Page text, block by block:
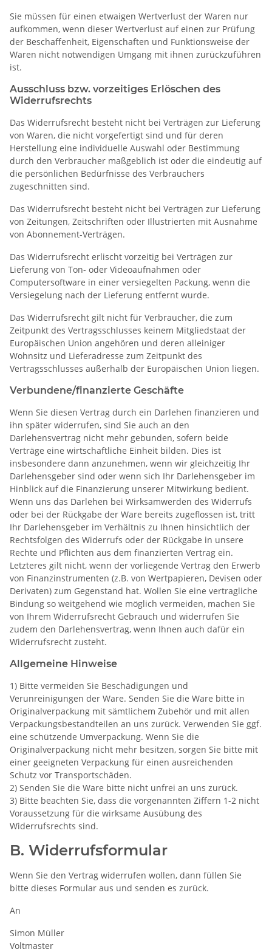
Sie müssen für einen etwaigen Wertverlust der Waren nur
aufkommen, wenn dieser Wertverlust auf einen zur Prüfung
der Beschaffenheit, Eigenschaften und Funktionsweise der
Waren nicht notwendigen Umgang mit ihnen zurückzuführen
ist.
Ausschluss bzw. vorzeitiges Erlöschen des
Widerrufsrechts
Das Widerrufsrecht besteht nicht bei Verträgen zur Lieferung
von Waren, die nicht vorgefertigt sind und für deren
Herstellung eine individuelle Auswahl oder Bestimmung
durch den Verbraucher maßgeblich ist oder die eindeutig auf
die persönlichen Bedürfnisse des Verbrauchers
zugeschnitten sind.
Das Widerrufsrecht besteht nicht bei Verträgen zur Lieferung
von Zeitungen, Zeitschriften oder Illustrierten mit Ausnahme
von Abonnement-Verträgen.
Das Widerrufsrecht erlischt vorzeitig bei Verträgen zur
Lieferung von Ton- oder Videoaufnahmen oder
Computersoftware in einer versiegelten Packung, wenn die
Versiegelung nach der Lieferung entfernt wurde.
Das Widerrufsrecht gilt nicht für Verbraucher, die zum
Zeitpunkt des Vertragsschlusses keinem Mitgliedstaat der
Europäischen Union angehören und deren alleiniger
Wohnsitz und Lieferadresse zum Zeitpunkt des
Vertragsschlusses außerhalb der Europäischen Union liegen.
Verbundene/finanzierte Geschäfte
Wenn Sie diesen Vertrag durch ein Darlehen finanzieren und
ihn später widerrufen, sind Sie auch an den
Darlehensvertrag nicht mehr gebunden, sofern beide
Verträge eine wirtschaftliche Einheit bilden. Dies ist
insbesondere dann anzunehmen, wenn wir gleichzeitig Ihr
Darlehensgeber sind oder wenn sich Ihr Darlehensgeber im
Hinblick auf die Finanzierung unserer Mitwirkung bedient.
Wenn uns das Darlehen bei Wirksamwerden des Widerrufs
oder bei der Rückgabe der Ware bereits zugeflossen ist, tritt
Ihr Darlehensgeber im Verhältnis zu Ihnen hinsichtlich der
Rechtsfolgen des Widerrufs oder der Rückgabe in unsere
Rechte und Pflichten aus dem finanzierten Vertrag ein.
Letzteres gilt nicht, wenn der vorliegende Vertrag den Erwerb
von Finanzinstrumenten (z.B. von Wertpapieren, Devisen oder
Derivaten) zum Gegenstand hat. Wollen Sie eine vertragliche
Bindung so weitgehend wie möglich vermeiden, machen Sie
von Ihrem Widerrufsrecht Gebrauch und widerrufen Sie
zudem den Darlehensvertrag, wenn Ihnen auch dafür ein
Widerrufsrecht zusteht.
Allgemeine Hinweise
1) Bitte vermeiden Sie Beschädigungen und
Verunreinigungen der Ware. Senden Sie die Ware bitte in
Originalverpackung mit sämtlichem Zubehör und mit allen
Verpackungsbestandteilen an uns zurück. Verwenden Sie ggf.
eine schützende Umverpackung. Wenn Sie die
Originalverpackung nicht mehr besitzen, sorgen Sie bitte mit
einer geeigneten Verpackung für einen ausreichenden
Schutz vor Transportschäden.
2) Senden Sie die Ware bitte nicht unfrei an uns zurück.
3) Bitte beachten Sie, dass die vorgenannten Ziffern 1-2 nicht
Voraussetzung für die wirksame Ausübung des
Widerrufsrechts sind.
B. Widerrufsformular
Wenn Sie den Vertrag widerrufen wollen, dann füllen Sie
bitte dieses Formular aus und senden es zurück.
An
Simon Müller
Voltmaster